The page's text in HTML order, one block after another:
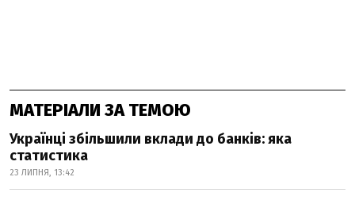
МАТЕРІАЛИ ЗА ТЕМОЮ
Українці збільшили вклади до банків: яка
статистика
23 ЛИПНЯ, 13:42